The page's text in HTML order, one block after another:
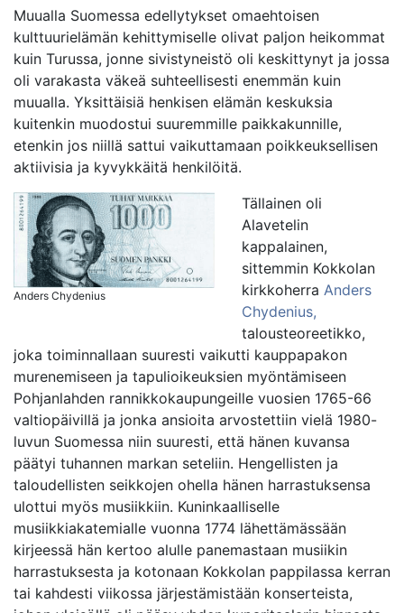
Muualla Suomessa edellytykset omaehtoisen
kulttuurielämän kehittymiselle olivat paljon heikommat
kuin Turussa, jonne sivistyneistö oli keskittynyt ja jossa
oli varakasta väkeä suhteellisesti enemmän kuin
muualla. Yksittäisiä henkisen elämän keskuksia
kuitenkin muodostui suuremmille paikkakunnille,
etenkin jos niillä sattui vaikuttamaan poikkeuksellisen
aktiivisia ja kyvykkäitä henkilöitä.
Anders Chydenius
Tällainen oli
Alavetelin
kappalainen,
sittemmin Kokkolan
kirkkoherra Anders
Chydenius,
talousteoreetikko,
joka toiminnallaan suuresti vaikutti kauppapakon
murenemiseen ja tapulioikeuksien myöntämiseen
Pohjanlahden rannikkokaupungeille vuosien 1765-66
valtiopäivillä ja jonka ansioita arvostettiin vielä 1980-
luvun Suomessa niin suuresti, että hänen kuvansa
päätyi tuhannen markan seteliin. Hengellisten ja
taloudellisten seikkojen ohella hänen harrastuksensa
ulottui myös musiikkiin. Kuninkaalliselle
musiikkiakatemialle vuonna 1774 lähettämässään
kirjeessä hän kertoo alulle panemastaan musiikin
harrastuksesta ja kotonaan Kokkolan pappilassa kerran
tai kahdesti viikossa järjestämistään konserteista,